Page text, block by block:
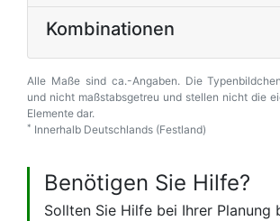
Kombinationen
Alle Maße sind ca.-Angaben. Die
und nicht maßstabsgetreu und stellen nicht die
Elemente dar.
* Innerhalb Deutschlands (Festland)
Benötigen Sie Hilfe?
Sollten Sie Hilfe bei Ihrer Planung